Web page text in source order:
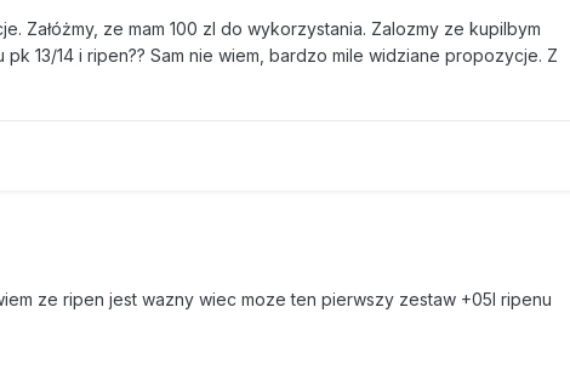
Załóżmy, ze mam 100 zl do wykorzystania. Zalozmy ze kupilbym
13/14 i ripen?? Sam nie wiem, bardzo mile widziane propozycje. Z
ze ripen jest wazny wiec moze ten pierwszy zestaw +05l ripenu